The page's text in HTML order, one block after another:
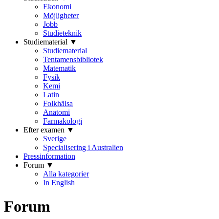
Ekonomi
Möjligheter
Jobb
Studieteknik
Studiematerial ▼
Studiematerial
Tentamensbibliotek
Matematik
Fysik
Kemi
Latin
Folkhälsa
Anatomi
Farmakologi
Efter examen ▼
Sverige
Specialisering i Australien
Pressinformation
Forum ▼
Alla kategorier
In English
Forum